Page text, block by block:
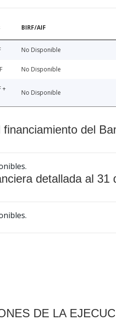
BIRF/AIF
No Disponible
No Disponible
+
No Disponible
financiamiento del
detallada al 31
DE LA